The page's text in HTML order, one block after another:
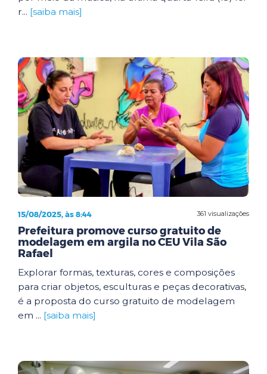
r... [saiba mais]
361 visualizações
15/08/2025, às 8:44
Prefeitura promove curso gratuito de
modelagem em argila no CEU Vila São
Rafael
Explorar formas, texturas, cores e composições
para criar objetos, esculturas e peças decorativas,
é a proposta do curso gratuito de modelagem
em ... [saiba mais]